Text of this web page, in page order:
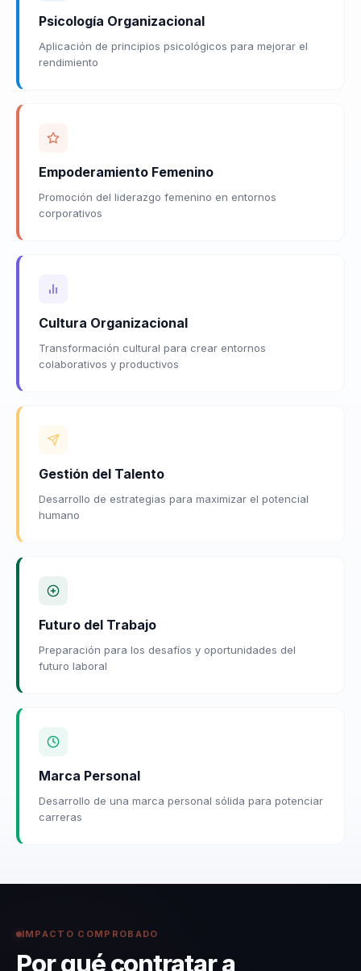
Psicología Organizacional
Aplicación de principios psicológicos para mejorar el
rendimiento
Empoderamiento Femenino
Promoción del liderazgo femenino en entornos
corporativos
Cultura Organizacional
Transformación cultural para crear entornos
colaborativos y productivos
Gestión del Talento
Desarrollo de estrategias para maximizar el potencial
humano
Futuro del Trabajo
Preparación para los desafíos y oportunidades del
futuro laboral
Marca Personal
Desarrollo de una marca personal sólida para potenciar
carreras
IMPACTO COMPROBADO
Por qué contratar a